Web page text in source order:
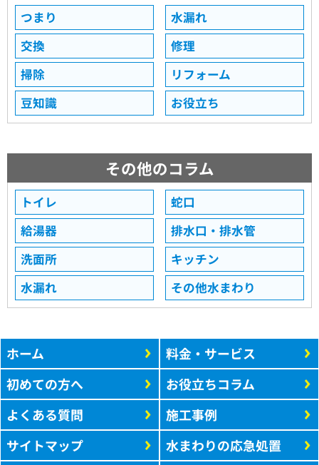
つまり
水漏れ
交換
修理
掃除
リフォーム
豆知識
お役立ち
その他のコラム
トイレ
蛇口
給湯器
排水口・排水管
洗面所
キッチン
水漏れ
その他水まわり
ホーム
初めての方へ
よくある質問
サイトマップ
料金・サービス
お役立ちコラム
施工事例
水まわりの応急処置